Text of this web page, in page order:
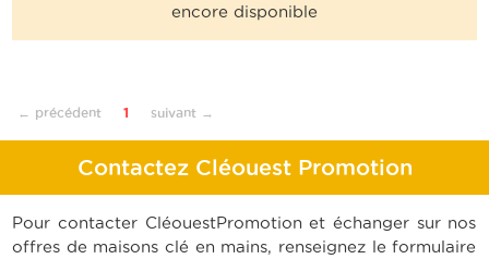
encore disponible
← précédent 1 suivant →
Contactez Cléouest Promotion
Pour contacter CléouestPromotion et échanger sur nos
offres de maisons clé en mains, renseignez le formulaire